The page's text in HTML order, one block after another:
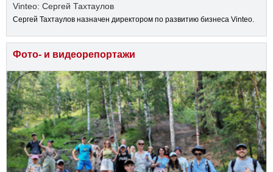
Vinteo: Сергей Тахтаулов
Сергей Тахтаулов назначен директором по развитию бизнеса Vinteo.
Фото- и видеорепортажи